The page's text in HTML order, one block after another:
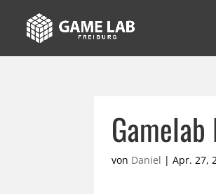
von Daniel |Apr. 27,